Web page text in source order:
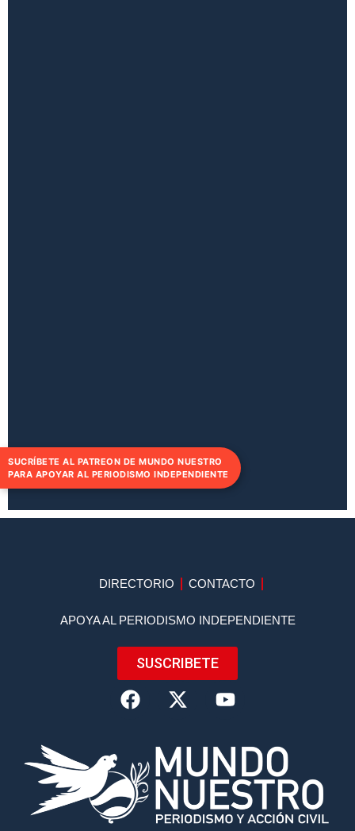
DIRECTORIO CONTACTO
APOYA AL PERIODISMO INDEPENDIENTE
SUSCRIBETE
SUCRÍBETE AL PATREON DE MUNDO NUESTRO
PARA APOYAR AL PERIODISMO INDEPENDIENTE